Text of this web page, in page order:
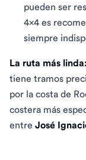
pueden ser
4x4 es
siempre
La ruta más linda:
tiene tramos
por la costa de
costera más
entre José